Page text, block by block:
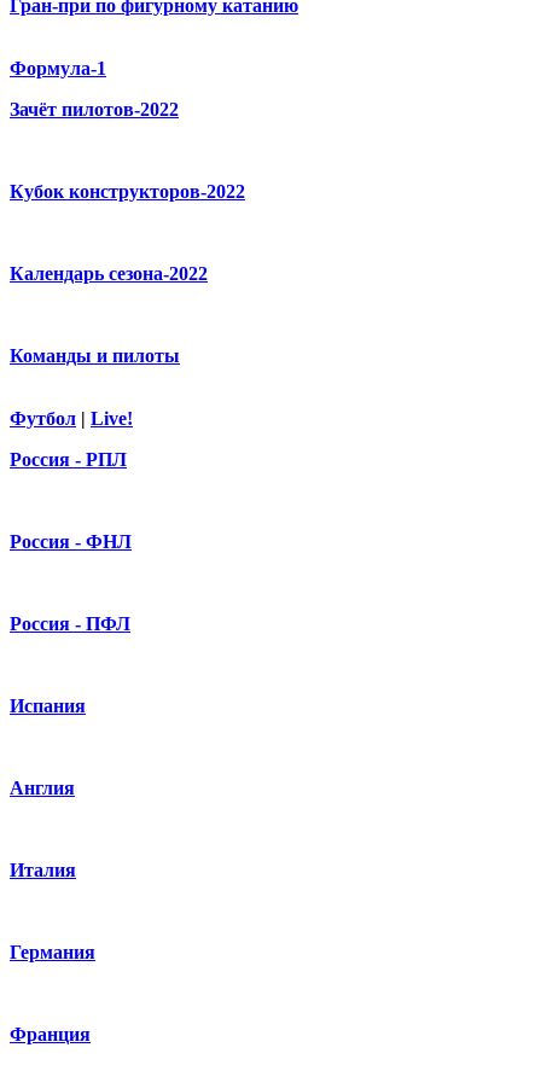
Гран-при по фигурному катанию
Формула-1
Зачёт пилотов-2022
Кубок конструкторов-2022
Календарь сезона-2022
Команды и пилоты
Футбол | Live!
Россия - РПЛ
Россия - ФНЛ
Россия - ПФЛ
Испания
Англия
Италия
Германия
Франция